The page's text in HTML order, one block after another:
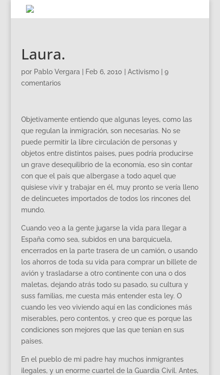
Laura.
por Pablo Vergara Feb 6, 2010 Activismo| 9
comentarios
Objetivamente entiendo que algunas leyes, como las
que regulan la inmigración, son necesarias. No se
puede permitir la libre circulación de personas y
objetos entre distintos paises, pues podría producirse
un grave desequilibrio de la economía, eso sin contar
con que el país que albergase a todo aquel que
quisiese vivir y trabajar en él, muy pronto se vería lleno
de delincuetes importados de todos los rincones del
mundo.
Cuando veo a la gente jugarse la vida para llegar a
España como sea, subidos en una barquicuela,
encerrados en la parte trasera de un camión, o usando
los ahorros de toda su vida para comprar un billete de
avión y trasladarse a otro continente con una o dos
maletas, dejando atrás todo su pasado, su cultura y
suss familias, me cuesta más entender esta ley. O
cuando les veo viviendo aquí en las condiciones más
miserables, pero contentos, y creo que es porque las
condiciones son mejores que las que tenían en sus
paises.
En el pueblo de mi padre hay muchos inmigrantes
ilegales, y un enorme cuartel de la Guardia Civil. Antes,